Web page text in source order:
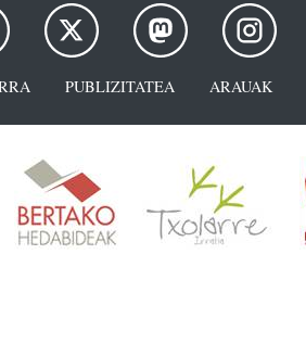
PUBLIZITATEA ARAUAK